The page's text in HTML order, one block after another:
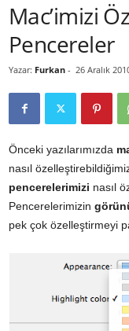
Mac’imizi
Pencereler
Yazar: Furkan - 26 Aralık
Önceki yazılarımızda
nasıl
pencerelerimizi nasıl
Pencerelerimizin
pek çok özelleştirmeyi